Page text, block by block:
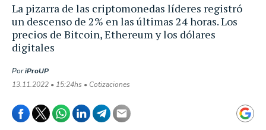
La pizarra de las criptomonedas líderes registró
un descenso de 2% en las últimas 24 horas. Los
precios de Bitcoin, Ethereum y los dólares
digitales
PoriProUP
13.11.2022 • 15:24hs • Cotizaciones